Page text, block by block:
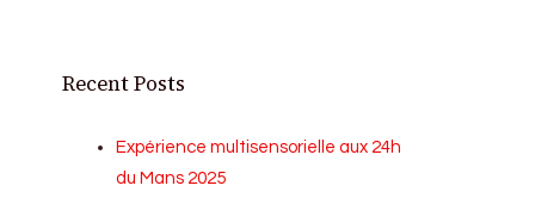
Recent Posts
Expérience multisensorielle aux 24h
du Mans 2025